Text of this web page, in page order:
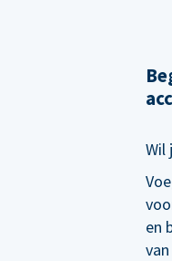
Wil
en